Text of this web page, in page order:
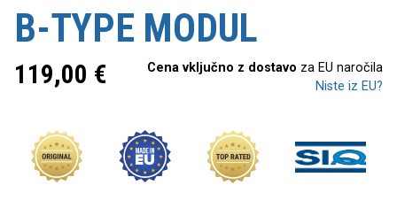
B-TYPE MODUL
119,00 € Cena vključno z dostavo za EU naročila
Niste iz EU?